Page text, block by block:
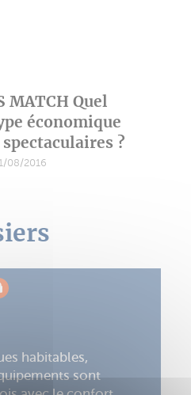
MATCH Quel
économique
?
08/2016
habitables,
sont